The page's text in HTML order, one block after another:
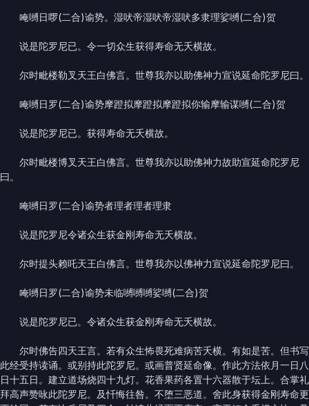
唵嚩日啰(二合)谕势。湿吠帝湿吠帝湿吠多隶理娑嚩(二合)贺
说是陀罗尼已。令一切众生获得寿命无夭横故。
尔时毗楼勒叉天王白佛言。世尊我亦以助佛神力宣说延命陀罗尼曰。
唵嚩日罗(二合)谕势摩蹬拟摩蹬拟摩蹬拟你输摩输谋嚩(二合)贺
说是陀罗尼已。获得寿命无夭横故。
尔时毗楼博叉天王白佛言。世尊我亦以助佛神力故助宣延命陀罗尼
曰。
唵嚩日罗(二合)谕势者理者理者理隶
说是陀罗尼令诸众生获金刚寿命无夭横故。
尔时提头赖吒天王白佛言。世尊我亦以佛神力宣说延命陀罗尼曰。
唵嚩日罗(二合)谕势未临嚩嚩嚩娑嚩(二合)贺
说是陀罗尼已。令诸众生获金刚寿命无夭横故。
尔时佛告四天王言。若有众生怖畏死难病苦夭横。有如是苦。但书写
此经受持读诵。或别持此陀罗尼。或画普贤延命像。作此方法依月一日八
日十五日。建立道场烧四十九灯。花香果药各置十六器散于坛上。合掌礼
拜高声赞咏此陀罗尼。及忏悔往咎。不堕三恶道。舍此身获得金刚寿命更